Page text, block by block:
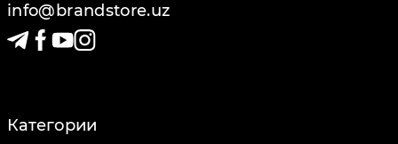
info@brandstore.uz
Категории